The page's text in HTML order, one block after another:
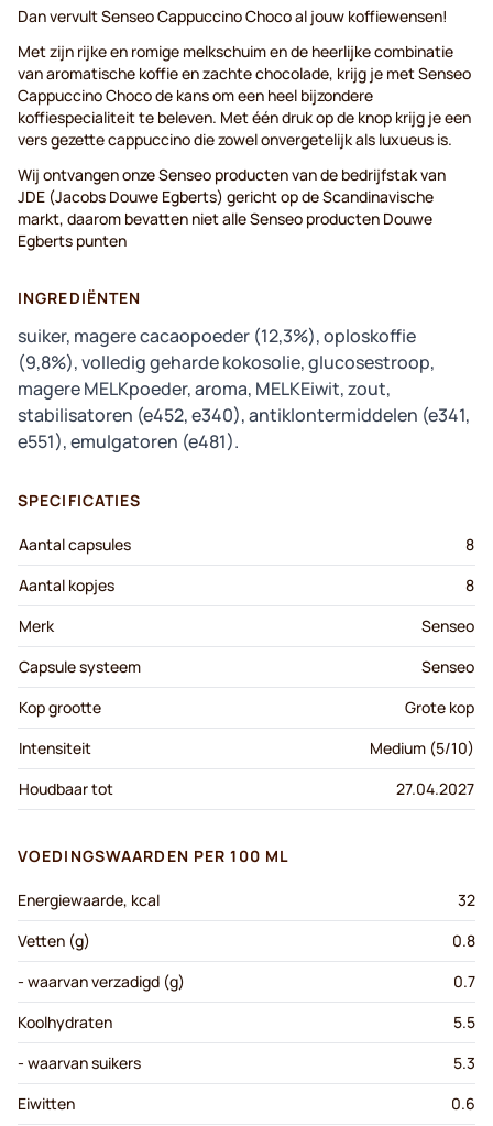
Dan vervult Senseo Cappuccino Choco al jouw koffiewensen!
Met zijn rijke en romige melkschuim en de heerlijke combinatie
van aromatische koffie en zachte chocolade, krijg je met Senseo
Cappuccino Choco de kans om een ​​heel bijzondere
koffiespecialiteit te beleven. Met één druk op de knop krijg je een
vers gezette cappuccino die zowel onvergetelijk als luxueus is.
Wij ontvangen onze Senseo producten van de bedrijfstak van
JDE (Jacobs Douwe Egberts) gericht op de Scandinavische
markt, daarom bevatten niet alle Senseo producten Douwe
Egberts punten
INGREDIËNTEN
suiker, magere cacaopoeder (12,3%), oploskoffie
(9,8%), volledig geharde kokosolie, glucosestroop,
magere MELKpoeder, aroma, MELKEiwit, zout,
stabilisatoren (e452, e340), antiklontermiddelen (e341,
e551), emulgatoren (e481).
SPECIFICATIES
Aantal capsules
8
Aantal kopjes
8
Merk
Senseo
Capsule systeem
Senseo
Kop grootte
Grote kop
Intensiteit
Medium (5/10)
Houdbaar tot
27.04.2027
VOEDINGSWAARDEN PER 100 ML
Energiewaarde, kcal
32
Vetten (g)
0.8
- waarvan verzadigd (g)
0.7
Koolhydraten
5.5
- waarvan suikers
5.3
Eiwitten
0.6